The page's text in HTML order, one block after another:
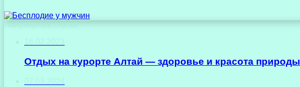
Отдых на курорте Алтай — здоровье и красота природы